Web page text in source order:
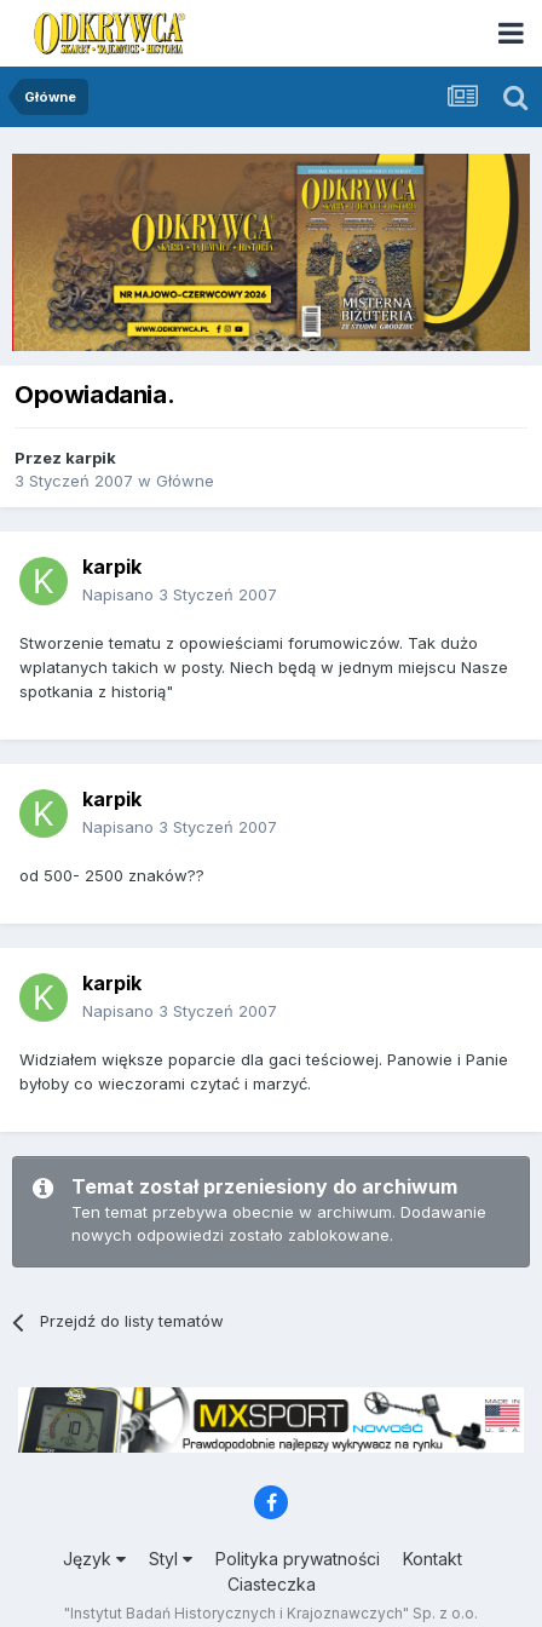
Główne
Opowiadania.
Przez karpik
3 Styczeń 2007 w Główne
karpik
Napisano 3 Styczeń 2007
Stworzenie tematu z opowieściami forumowiczów. Tak dużo
wplatanych takich w posty. Niech będą w jednym miejscu Nasze
spotkania z historią"
karpik
Napisano 3 Styczeń 2007
od 500- 2500 znaków??
karpik
Napisano 3 Styczeń 2007
Widziałem większe poparcie dla gaci teściowej. Panowie i Panie
byłoby co wieczorami czytać i marzyć.
Temat został przeniesiony do archiwum
Ten temat przebywa obecnie w archiwum. Dodawanie
nowych odpowiedzi zostało zablokowane.
Przejdź do listy tematów
Język Styl Polityka prywatności
Kontakt
Ciasteczka
"Instytut Badań Historycznych i Krajoznawczych" Sp. z o.o.